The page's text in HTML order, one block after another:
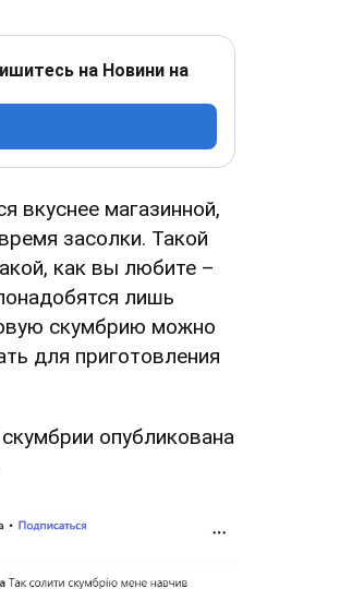
на Новини на
вкуснее магазинной,
засолки. Такой
как вы любите –
лишь
скумбрию можно
для приготовления
опубликована